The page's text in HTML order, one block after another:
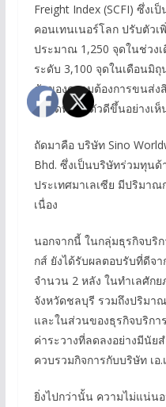
Freight Index (SCFI) ซึ่งเ
คอนเทนเนอร์โลก ปรับตัว
ประมาณ 1,250 จุดในช่วง
ระดับ 3,100 จุดในเดือนมิ
ตัวของความต้องการขนส่ง
ตลาดที่ปรับตัวดีขึ้นอย่างเห็
ถัดมาคือ บริษัท Sino
Bhd. ซึ่งเป็นบริษัทร่วมทุน
ประเทศมาเลเซีย มีปริมา
เนื่อง
นอกจากนี้ ในกลุ่มธุรกิจบริ
กส์ ยังได้รับผลตอบรับที่ดีจ
จำนวน 2 หลัง ในทำเลศัก
จังหวัดชลบุรี รวมถึงปริมา
และในส่วนของธุรกิจบริก
ค่าระวางที่ลดลงอย่างมีนัย
ควบรวมกิจการกับบริษัท เอ
ยิ่งไปกว่านั้น ความไม่แน่น